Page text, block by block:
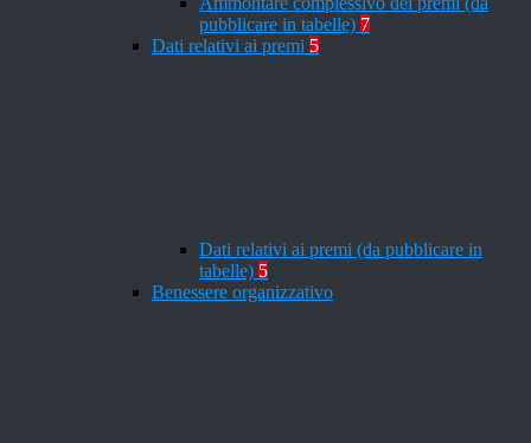
pubblicare in tabelle) 7
Dati relativi ai premi 5
Dati relativi ai premi (da pubblicare in
tabelle) 5
Benessere organizzativo